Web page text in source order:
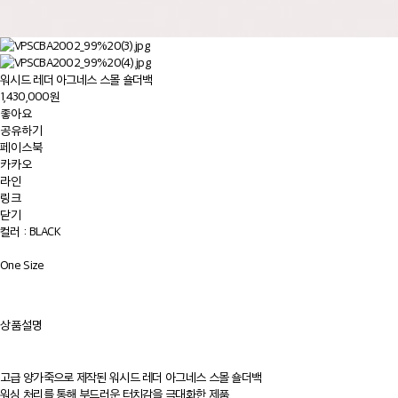
워시드 레더 아그네스 스몰 숄더백
1,430,000원
좋아요
공유하기
페이스북
카카오
라인
링크
닫기
컬러 : BLACK
One Size
상품설명
고급 양가죽으로 제작된 워시드 레더 아그네스 스몰 숄더백
워싱 처리를 통해 부드러운 터치감을 극대화한 제품